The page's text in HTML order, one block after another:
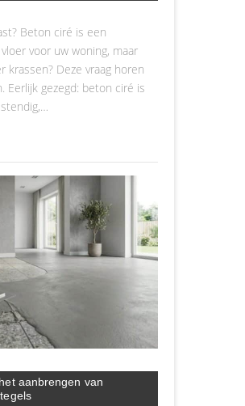
Beton ciré is een
voor uw woning, maar
krassen? Deze vraag horen
Eerlijk gezegd: beton ciré is
aanbrengen van